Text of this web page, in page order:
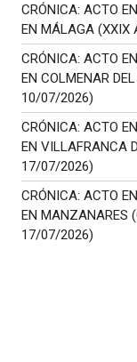
CRÓNICA: ACTO
EN MÁLAGA (XXIX
CRÓNICA: ACTO
EN COLMENAR
10/07/2026)
CRÓNICA: ACTO
EN VILLAFRANCA
17/07/2026)
CRÓNICA: ACTO
EN MANZANARES
17/07/2026)